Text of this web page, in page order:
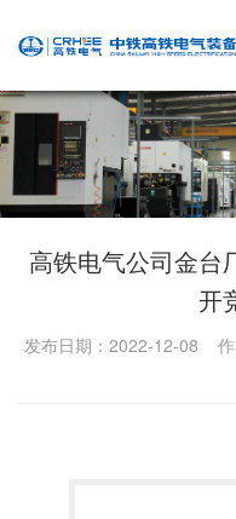
高铁电气公司金台
开
发布日期：2022-12-08